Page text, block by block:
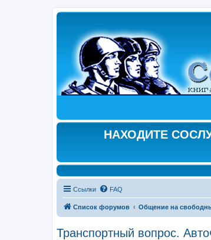
НАХОДИТЕ
Ссылки FAQ
Список форумов Общение на
Транспортный вопрос.